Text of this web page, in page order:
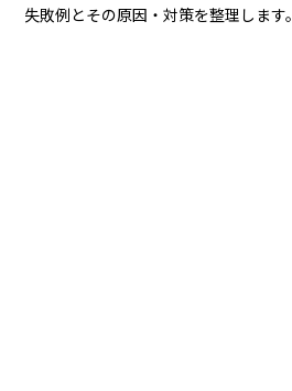
失敗例とその原因・対策を整理します。